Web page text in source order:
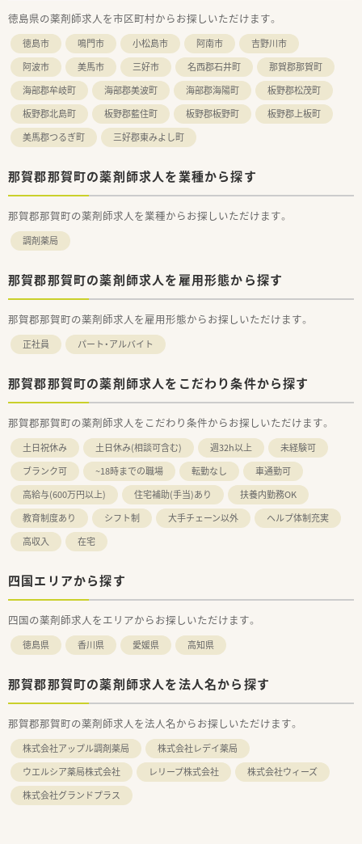
■「気軽に相談してもらえる存在」を目指し、
会社として在宅医療やセルフメディケーションにも積極的に
取り組まれています。
■各エリアにマネージャーが配置されており、ヘルプ体制もしっ
かりございます。
■子育てや介護など様々なご事情がおありの方がいらっしゃり、
様々なライフステージの方が「安心して働き続けることのでき
る職場」であることを大切にされています。
■複数店舗展開されていますが、異動などは双方ご相談の上で行
っています。
＜研修制度＞
■研修に関しては本社で受講できるものからご自宅で学習でき
るWeb研修など、
各々のスキルや環境に応じて受講できる研修体制を整備して
います。
■中途入社の方にはキャリア採用者研修として、入社初日に調剤
電子薬歴操作、調剤報酬、労務関連などの研修を実施します。
入社2～3ヶ月後には、フォローアップ研修を実施することで、
きます。
＜こんな方にもおすすめ＞
■複数店舗展開している企業を希望の方
徳島県の薬剤師求人を市区町村からお探しいただけます。
徳島市 鳴門市 小松島市 阿南市
吉野川市
阿波市
美馬市 三好市 名西郡石井町
那賀郡那賀町
海部郡牟岐町
海部郡美波町 海部郡海陽町
板野郡松茂町
板野郡北島町
板野郡藍住町 板野郡板野町
板野郡上板町
美馬郡つるぎ町
三好郡東みよし町
那賀郡那賀町の薬剤師求人を業種から探す
那賀郡那賀町の薬剤師求人を業種からお探しいただけます。
調剤薬局
那賀郡那賀町の薬剤師求人を雇用形態から探す
那賀郡那賀町の薬剤師求人を雇用形態からお探しいただけます。
正社員 パート・アルバイト
那賀郡那賀町の薬剤師求人をこだわり条件から探す
那賀郡那賀町の薬剤師求人をこだわり条件からお探しいただけます。
土日祝休み 土日休み(相談可含む) 週32h以上
未経験可
ブランク可
~18時までの職場 転勤なし
車通勤可
高給与(600万円以上)
住宅補助(手当)あり
扶養内勤務OK
教育制度あり
シフト制 大手チェーン以外
ヘルプ体制充実
高収入
在宅
四国エリアから探す
四国の薬剤師求人をエリアからお探しいただけます。
徳島県 香川県 愛媛県 高知県
那賀郡那賀町の薬剤師求人を法人名から探す
那賀郡那賀町の薬剤師求人を法人名からお探しいただけます。
株式会社アップル調剤薬局
株式会社レデイ薬局
ウエルシア薬局株式会社
レリープ株式会社
株式会社ウィーズ
株式会社グランドプラス